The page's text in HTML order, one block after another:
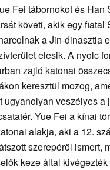
Fei tábornokot és Han
követi, akik egy fiatal
a Jin-dinasztia
elesik. A nyolc
zajló katonai
keresztül mozog,
ugyanolyan veszélyes a
Yue Fei a kínai
alakja, aki a 12.
szerepéről ismert,
keze által